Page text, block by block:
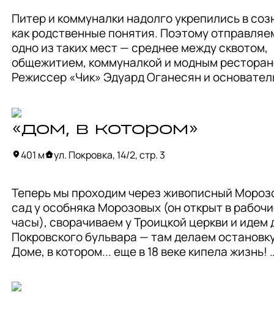
Питер и коммуналки надолго укрепились в
как родственные понятия. Поэтому
одно из таких мест — среднее между сквотом,
общежитием, коммуналкой и модным
Режиссер «Чик» Эдуард Оганесян и
привычного московского лоска в мае 2022
интерьерах много залипательных деталей —
из предметов находили здесь же среди
строительного мусора, а что‑то — на «Авито»
дачах друзей. Сейчас здесь работают паста-
кондитерская «Эклер», рюмочные и шоу-румы.
Само здание было построено в 19 веке как один
флигелей усадьбы Глебовых, занимавшей всю
«дом, в котором»
401 м ул. Покровка, 14/2, стр. 3
Теперь мы проходим через живописный
сад у особняка Морозовых (он открыт в
часы), сворачиваем у Троицкой церкви и идем
Покровского бульвара — там делаем
Доме, в котором... еще в 18 веке кипела жизнь!
территории усадьбы Т. Эминского, пережил
1812 года, а в XX веке был приобретен семьей